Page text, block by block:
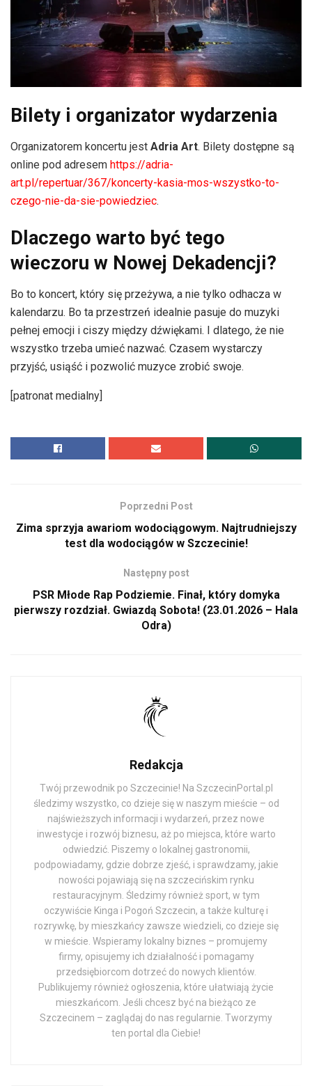
Bilety i organizator wydarzenia
Organizatorem koncertu jest Adria Art. Bilety dostępne są
online pod adresem https://adria-
art.pl/repertuar/367/koncerty-kasia-mos-wszystko-to-
czego-nie-da-sie-powiedziec.
Dlaczego warto być tego
wieczoru w Nowej Dekadencji?
Bo to koncert, który się przeżywa, a nie tylko odhacza w
kalendarzu. Bo ta przestrzeń idealnie pasuje do muzyki
pełnej emocji i ciszy między dźwiękami. I dlatego, że nie
wszystko trzeba umieć nazwać. Czasem wystarczy
przyjść, usiąść i pozwolić muzyce zrobić swoje.
[patronat medialny]
Poprzedni Post
Zima sprzyja awariom wodociągowym. Najtrudniejszy
test dla wodociągów w Szczecinie!
Następny post
PSR Młode Rap Podziemie. Finał, który domyka
pierwszy rozdział. Gwiazdą Sobota! (23.01.2026 – Hala
Odra)
Redakcja
Twój przewodnik po Szczecinie! Na SzczecinPortal.pl
śledzimy wszystko, co dzieje się w naszym mieście – od
najświeższych informacji i wydarzeń, przez nowe
inwestycje i rozwój biznesu, aż po miejsca, które warto
odwiedzić. Piszemy o lokalnej gastronomii,
podpowiadamy, gdzie dobrze zjeść, i sprawdzamy, jakie
nowości pojawiają się na szczecińskim rynku
restauracyjnym. Śledzimy również sport, w tym
oczywiście Kinga i Pogoń Szczecin, a także kulturę i
rozrywkę, by mieszkańcy zawsze wiedzieli, co dzieje się
w mieście. Wspieramy lokalny biznes – promujemy
firmy, opisujemy ich działalność i pomagamy
przedsiębiorcom dotrzeć do nowych klientów.
Publikujemy również ogłoszenia, które ułatwiają życie
mieszkańcom. Jeśli chcesz być na bieżąco ze
Szczecinem – zaglądaj do nas regularnie. Tworzymy
ten portal dla Ciebie!